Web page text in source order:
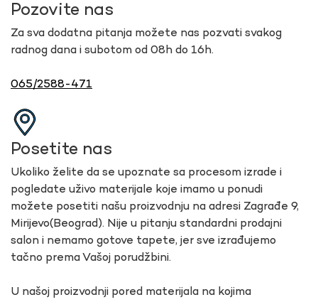
Pozovite nas
Za sva dodatna pitanja možete nas pozvati svakog
radnog dana i subotom od 08h do 16h.
065/2588-471
Posetite nas
Ukoliko želite da se upoznate sa procesom izrade i
pogledate uživo materijale koje imamo u ponudi
možete posetiti našu proizvodnju na adresi Zagrađe 9,
Mirijevo(Beograd). Nije u pitanju standardni prodajni
salon i nemamo gotove tapete, jer sve izrađujemo
tačno prema Vašoj porudžbini.
U našoj proizvodnji pored materijala na kojima